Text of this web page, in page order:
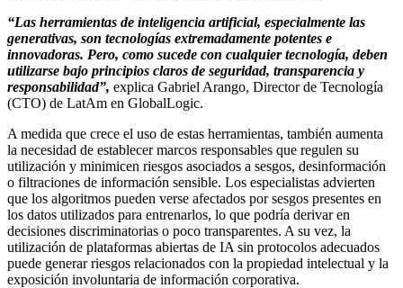
“Las herramientas de inteligencia artificial, especialmente las
generativas, son tecnologías extremadamente potentes e
innovadoras. Pero, como sucede con cualquier tecnología, deben
utilizarse bajo principios claros de seguridad, transparencia y
responsabilidad”, explica Gabriel Arango, Director de Tecnología
(CTO) de LatAm en GlobalLogic.
A medida que crece el uso de estas herramientas, también aumenta
la necesidad de establecer marcos responsables que regulen su
utilización y minimicen riesgos asociados a sesgos, desinformación
o filtraciones de información sensible. Los especialistas advierten
que los algoritmos pueden verse afectados por sesgos presentes en
los datos utilizados para entrenarlos, lo que podría derivar en
decisiones discriminatorias o poco transparentes. A su vez, la
utilización de plataformas abiertas de IA sin protocolos adecuados
puede generar riesgos relacionados con la propiedad intelectual y la
exposición involuntaria de información corporativa.